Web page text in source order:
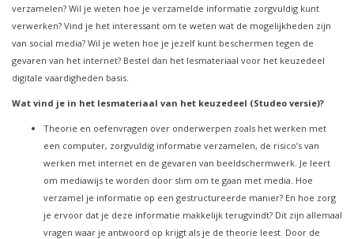
verzamelen? Wil je weten hoe je verzamelde informatie zorgvuldig kunt
verwerken? Vind je het interessant om te weten wat de mogelijkheden zijn
van social media? Wil je weten hoe je jezelf kunt beschermen tegen de
gevaren van het internet? Bestel dan het lesmateriaal voor het keuzedeel
digitale vaardigheden basis.
Wat vind je in het lesmateriaal van het keuzedeel (Studeo versie)?
Theorie en oefenvragen over onderwerpen zoals het werken met
een computer, zorgvuldig informatie verzamelen, de risico’s van
werken met internet en de gevaren van beeldschermwerk. Je leert
om mediawijs te worden door slim om te gaan met media. Hoe
verzamel je informatie op een gestructureerde manier? En hoe zorg
je ervoor dat je deze informatie makkelijk terugvindt? Dit zijn allemaal
vragen waar je antwoord op krijgt als je de theorie leest. Door de